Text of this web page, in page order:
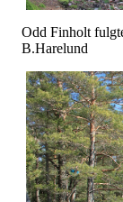
Odd Finholt
B.Harelund